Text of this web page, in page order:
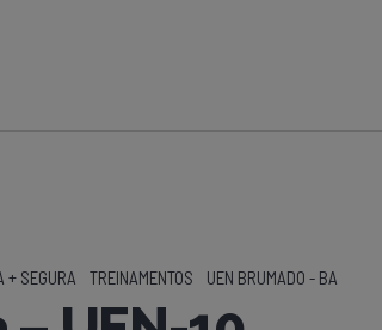
+ SEGURA TREINAMENTOS UEN BRUMADO - BA